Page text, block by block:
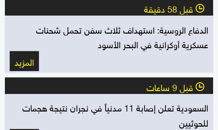
l قبل 58 دقيقة
الدفاع الروسية: استهداف ثلاث سفن تحمل شحنات
عسكرية أوكرانية في البحر الأسود
المزيد
l قبل 9 ساعات
السعودية تعلن إصابة 11 مدنياً في نجران نتيجة هجمات
للحوثيين